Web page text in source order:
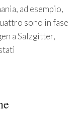
ad esempio,
sono in fase
a Salzgitter,